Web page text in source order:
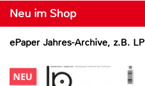
Neu im Shop
ePaper Jahres-Archive, z.B. LP